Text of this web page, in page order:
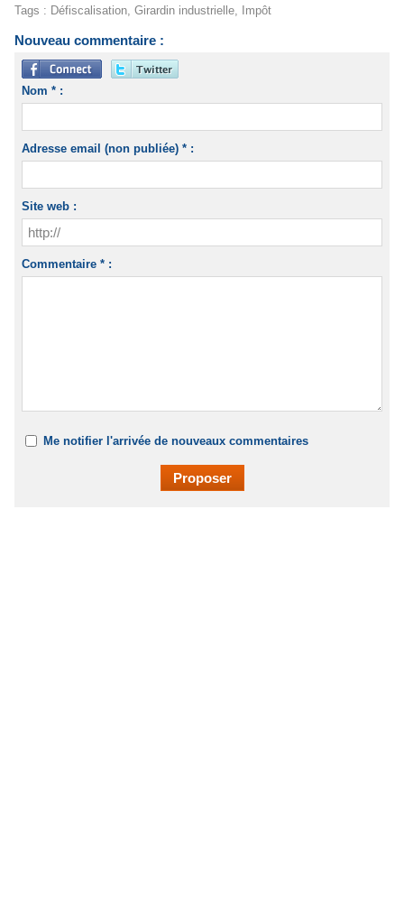
Tags : Défiscalisation, Girardin industrielle, Impôt
Nouveau commentaire :
Nom * :
Adresse email (non publiée) * :
Site web :
Commentaire * :
Me notifier l'arrivée de nouveaux commentaires